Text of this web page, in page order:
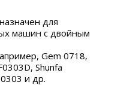
для
машин с двойным
Gem 0718,
Shunfa
0303 и др.